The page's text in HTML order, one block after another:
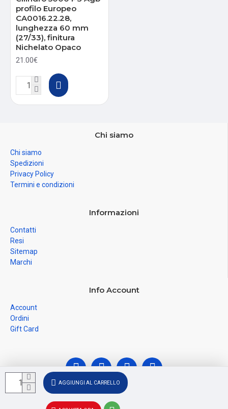
AGGIUNGI AL CARRELLO
profilo Europeo
CA0016.22.28,
lunghezza 60 mm
(27/33), finitura
Nichelato Opaco
21.00€
Chi siamo
Chi siamo
Spedizioni
Privacy Policy
Termini e condizioni
Informazioni
Contatti
Resi
Sitemap
Marchi
Info Account
Account
Ordini
Gift Card
© Ferramenta Santoro Domenico 2026, C.F.